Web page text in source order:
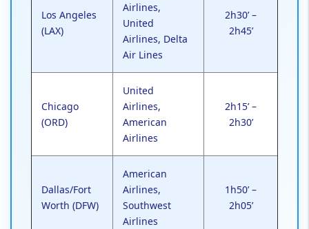
Los Angeles
(LAX)
Airlines,
United
Airlines, Delta
Air Lines
2h30’ –
2h45’
Chicago
(ORD)
United
Airlines,
American
Airlines
2h15’ –
2h30’
Dallas/Fort
Worth (DFW)
American
Airlines,
Southwest
Airlines
1h50’ –
2h05’